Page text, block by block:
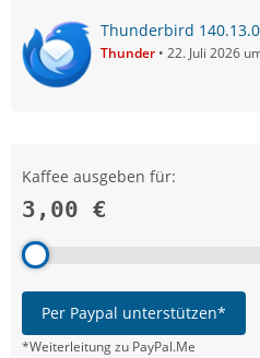
Thunderbird
Thunder 22. Juli 2026
Kaffee ausgeben für:
3,00 €
Per Paypal unterstützen*
*Weiterleitung zu PayPal.Me